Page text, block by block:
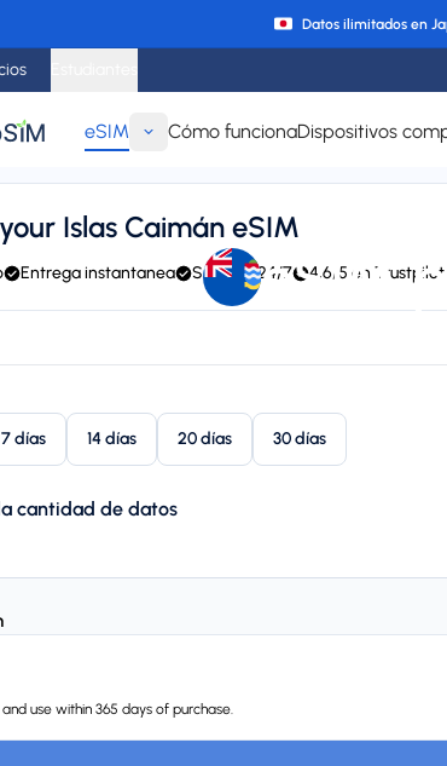
Datos ilimitados en
eSIM Cómo funcionaDispositivos
eSIM
Islas Caimán eSIM
Entrega instantanea Soporte 24/7 4,6/5 en Trustpilot
7 días 14 días 20 días 30 días
cantidad de datos
use within 365 days of purchase.